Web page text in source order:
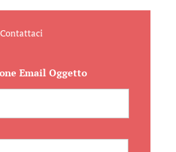
Contattaci
Email Oggetto